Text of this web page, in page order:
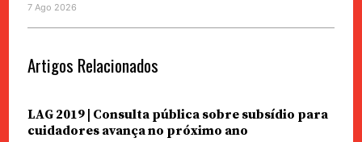
7 Ago 2026
Artigos Relacionados
LAG 2019 | Consulta pública sobre subsídio para
cuidadores avança no próximo ano